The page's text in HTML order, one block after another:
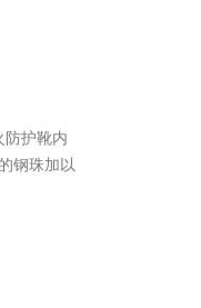
防护靴内
钢珠加以